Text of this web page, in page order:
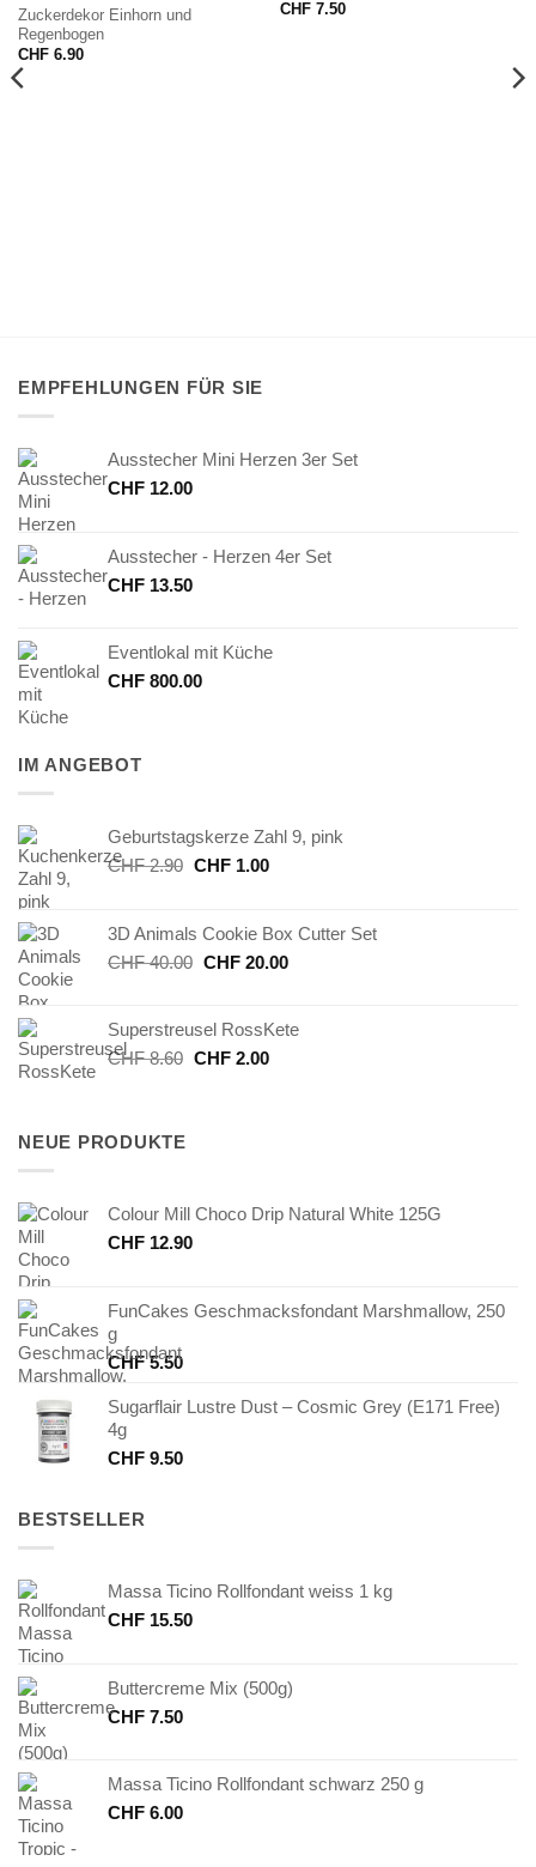
Zuckerdekor Einhorn und
Regenbogen
CHF6.90
CHF7.50
EMPFEHLUNGEN FÜR SIE
Ausstecher Mini Herzen 3er Set
CHF 12.00
Ausstecher - Herzen 4er Set
CHF 13.50
Eventlokal mit Küche
CHF 800.00
IM ANGEBOT
Geburtstagskerze Zahl 9, pink
CHF2.90 Ursprünglicher
CHF 2.90
CHF1.00Aktueller
CHF 1.00.
3D Animals Cookie Box Cutter Set
CHF40.00 Ursprünglicher
CHF 40.00
CHF20.00Aktueller
CHF 20.00.
Superstreusel RossKete
CHF8.60 Ursprünglicher
CHF2.00Aktueller
NEUE PRODUKTE
Colour Mill Choco Drip Natural White 125G
CHF 12.90
FunCakes Geschmacksfondant Marshmallow, 250
g
CHF5.50
Sugarflair Lustre Dust – Cosmic Grey (E171 Free)
4g
CHF 9.50
BESTSELLER
Massa Ticino Rollfondant weiss 1 kg
CHF 15.50
Buttercreme Mix (500g)
CHF 7.50
Massa Ticino Rollfondant schwarz 250 g
CHF 6.00